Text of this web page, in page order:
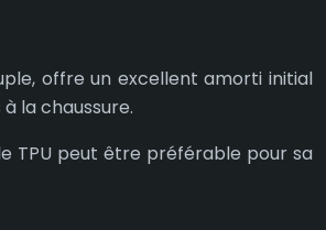
offre un excellent amorti initial
la chaussure.
TPU peut être préférable pour sa